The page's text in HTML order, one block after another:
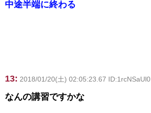
中途半端に終わる
13: 2018/01/20(土) 02:05:23.67 ID:1rcNSaUl0
なんの講習ですかな